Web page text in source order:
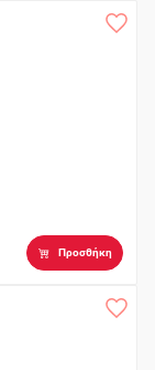
Προσθήκη